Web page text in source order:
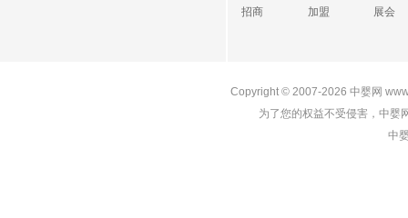
招商
加盟 展会
Copyright © 2007-2026 中婴网
为了您的权益不受侵害，中婴
中